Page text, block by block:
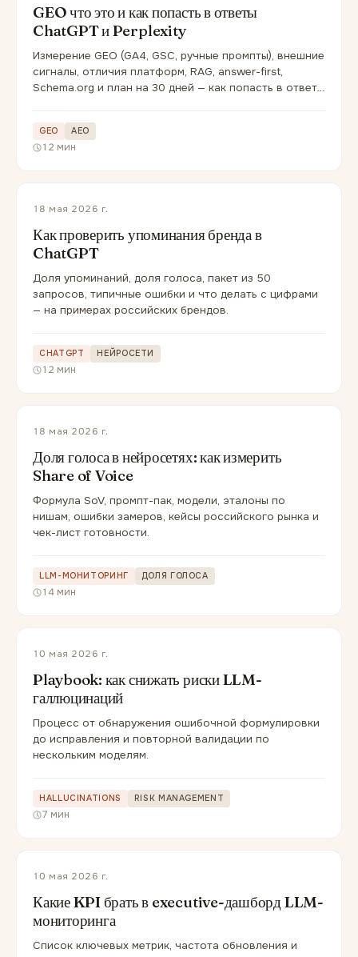
GEO что это и как попасть в ответы
ChatGPT и Perplexity
Измерение GEO (GA4, GSC, ручные промпты), внешние
сигналы, отличия платформ, RAG, answer-first,
Schema.org и план на 30 дней — как попасть в ответы
GEO AEO
12 мин
18 мая 2026 г.
Как проверить упоминания бренда в
ChatGPT
Доля упоминаний, доля голоса, пакет из 50
запросов, типичные ошибки и что делать с цифрами
— на примерах российских брендов.
CHATGPT НЕЙРОСЕТИ
12 мин
18 мая 2026 г.
Доля голоса в нейросетях: как измерить
Share of Voice
Формула SoV, промпт-пак, модели, эталоны по
нишам, ошибки замеров, кейсы российского рынка и
чек-лист готовности.
LLM-МОНИТОРИНГ ДОЛЯ ГОЛОСА
14 мин
10 мая 2026 г.
Playbook: как снижать риски LLM-
галлюцинаций
Процесс от обнаружения ошибочной формулировки
до исправления и повторной валидации по
нескольким моделям.
HALLUCINATIONS RISK MANAGEMENT
7 мин
10 мая 2026 г.
Какие KPI брать в executive-дашборд LLM-
мониторинга
Список ключевых метрик, частота обновления и